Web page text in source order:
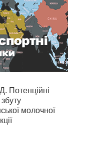
Потенційні
молочної